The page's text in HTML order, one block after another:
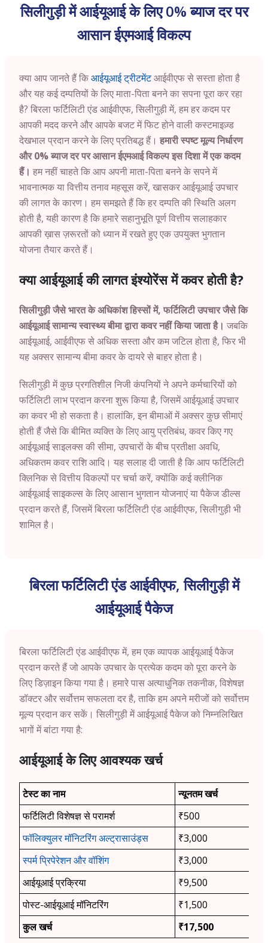
सिलीगुड़ी में आईयूआई के लिए 0% ब्याज दर पर
आसान ईएमआई विकल्प
क्या आप जानते हैं किआईयूआई ट्रीटमेंटआईवीएफ से सस्ता होता है
और यह कई दम्पतियों के लिए माता-पिता बनने का सपना पूरा कर रहा
है? बिरला फर्टिलिटी एंड आईवीएफ, सिलीगुड़ी में, हम हर कदम पर
आपकी मदद करने और आपके बजट में फिट होने वाली कस्टमाइज़्ड
देखभाल प्रदान करने के लिए प्रतिबद्ध हैं। हमारी स्पष्ट मूल्य निर्धारण
और 0% ब्याज दर पर आसान ईएमआई विकल्प इस दिशा में एक कदम
हैं। हम नहीं चाहते कि आप अपनी माता-पिता बनने के सपने में
भावनात्मक या वित्तीय तनाव महसूस करें, खासकर आईयूआई उपचार
की लागत के कारण। हम समझते हैं कि हर दम्पति की स्थिति अलग
होती है, यही कारण है कि हमारे सहानुभूति पूर्ण वित्तीय सलाहकार
आपकी ख़ास ज़रूरतों को ध्यान में रखते हुए एक उपयुक्त भुगतान
योजना तैयार करते हैं।
क्या आईयूआई की लागत इंश्योरेंस में कवर होती है?
सिलीगुड़ी जैसे भारत के अधिकांश हिस्सों में, फर्टिलिटी उपचार जैसे कि
आईयूआई सामान्य स्वास्थ्य बीमा द्वारा कवर नहीं किया जाता है। जबकि
आईयूआई, आईवीएफ से अधिक सस्ता और कम जटिल होता है, फिर भी
यह अक्सर सामान्य बीमा कवर के दायरे से बाहर होता है।
सिलीगुड़ी में कुछ प्रगतिशील निजी कंपनियों ने अपने कर्मचारियों को
फर्टिलिटी लाभ प्रदान करना शुरू किया है, जिसमें आईयूआई उपचार
का कवर भी हो सकता है। हालांकि, इन बीमाओं में अक्सर कुछ सीमाएं
होती हैं जैसे कि बीमित व्यक्ति के लिए आयु प्रतिबंध, कवर किए गए
आईयूआई साइलक्स की सीमा, उपचारों के बीच प्रतीक्षा अवधि,
अधिकतम कवर राशि आदि। यह सलाह दी जाती है कि आप फर्टिलिटी
क्लिनिक से वित्तीय विकल्पों पर चर्चा करें, क्योंकि कई क्लीनिक
आईयूआई साइकल्स के लिए आसान भुगतान योजनाएं या पैकेज डील्स
प्रदान करते हैं, जिसमें बिरला फर्टिलिटी एंड आईवीएफ, सिलीगुड़ी भी
शामिल है।
बिरला फर्टिलिटी एंड आईवीएफ, सिलीगुड़ी में
आईयूआई पैकेज
बिरला फर्टिलिटी एंड आईवीएफ में, हम एक व्यापक आईयूआई पैकेज
प्रदान करते हैं जो आपके उपचार के प्रत्येक कदम को पूरा करने के
लिए डिज़ाइन किया गया है। हमारे पास अत्याधुनिक तकनीक, विशेषज्ञ
डॉक्टर और सर्वोत्तम सफलता दर है, ताकि हम अपने मरीजों को सर्वोत्तम
मूल्य प्रदान कर सकें। सिलीगुड़ी में आईयूआई पैकेज को निम्नलिखित
भागों में बांटा गया है:
आईयूआई के लिए आवश्यक खर्च
टेस्ट का नाम
न्यूनतम खर्च
फर्टिलिटी विशेषज्ञ से परामर्श
₹500
फॉलिक्युलर मॉनिटरिंग अल्ट्रासाउंड्स
₹3,000
स्पर्म प्रिपेरेशन और वॉशिंग
₹3,000
आईयूआई प्रक्रिया
₹9,500
पोस्ट-आईयूआई मॉनिटरिंग
₹1,500
कुल खर्च
₹17,500